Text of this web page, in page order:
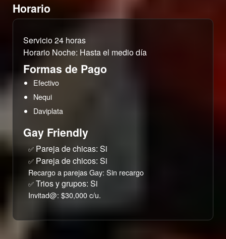
Horario
Servicio 24 horas
Horario Noche: Hasta el medio día
Formas de Pago
Efectivo
Nequi
Daviplata
Gay Friendly
✅ Pareja de chicas: Si
✅ Pareja de chicos: Si
Recargo a parejas Gay: Sin recargo
✅ Trios y grupos: Si
Invitad@: $30,000 c/u.